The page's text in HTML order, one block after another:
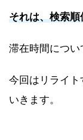
それは、検索
滞在時間につい
今回はリライ
いきます。